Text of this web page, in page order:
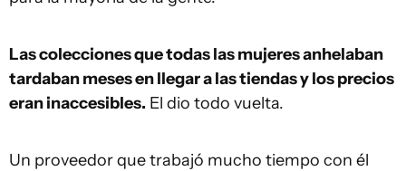
Las colecciones que todas las mujeres anhelaban
tardaban meses en llegar a las tiendas y los precios
eran inaccesibles. El dio todo vuelta.
Un proveedor que trabajó mucho tiempo con él